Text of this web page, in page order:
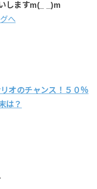
しますm(_ _)m
オのチャンス！５０％
は？